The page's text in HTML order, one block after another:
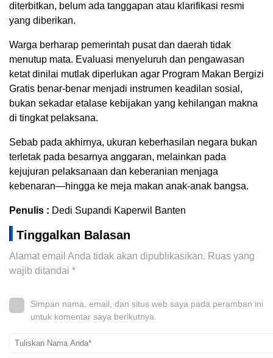
diterbitkan, belum ada tanggapan atau klarifikasi resmi
yang diberikan.
Warga berharap pemerintah pusat dan daerah tidak
menutup mata. Evaluasi menyeluruh dan pengawasan
ketat dinilai mutlak diperlukan agar Program Makan Bergizi
Gratis benar-benar menjadi instrumen keadilan sosial,
bukan sekadar etalase kebijakan yang kehilangan makna
di tingkat pelaksana.
Sebab pada akhirnya, ukuran keberhasilan negara bukan
terletak pada besarnya anggaran, melainkan pada
kejujuran pelaksanaan dan keberanian menjaga
kebenaran—hingga ke meja makan anak-anak bangsa.
Penulis : Dedi Supandi Kaperwil Banten
Tinggalkan Balasan
Alamat email Anda tidak akan dipublikasikan. Ruas yang
wajib ditandai *
Simpan nama, email, dan situs web saya pada peramban ini
untuk komentar saya berikutnya.